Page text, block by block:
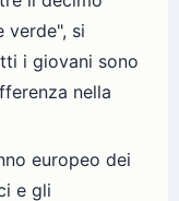
verde", si
i giovani sono
nella
europeo dei
e gli